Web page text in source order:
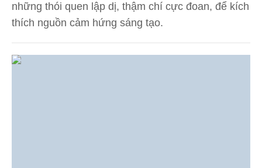
những thói quen lập dị, thậm chí cực đoan, để kích
thích nguồn cảm hứng sáng tạo.